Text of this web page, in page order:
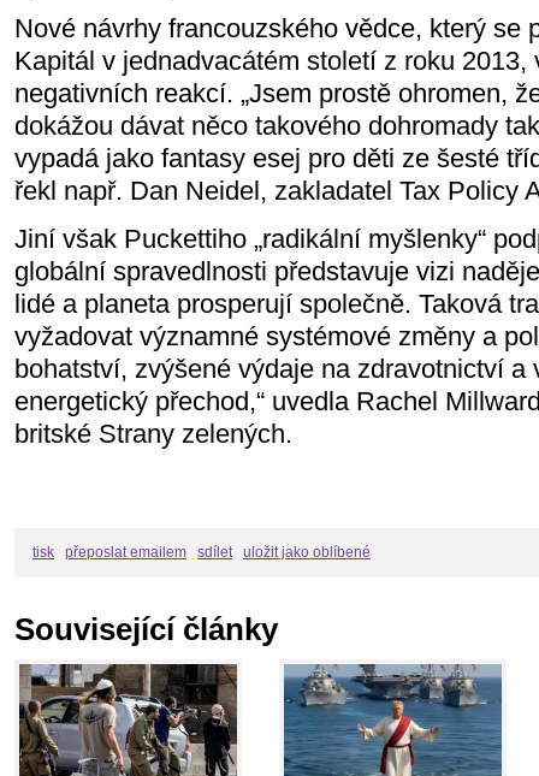
Nové návrhy francouzského vědce, který se
Kapitál v jednadvacátém století z roku 2013,
negativních reakcí. „Jsem prostě ohromen,
dokážou dávat něco takového dohromady
vypadá jako fantasy esej pro děti ze šesté
řekl např. Dan Neidel, zakladatel Tax Policy
Jiní však Puckettiho „radikální myšlenky“
globální spravedlnosti představuje vizi
lidé a planeta prosperují společně. Taková
vyžadovat významné systémové změny a
bohatství, zvýšené výdaje na zdravotnictví a
energetický přechod,“ uvedla Rachel
britské Strany zelených.
tisk přeposlat emailem sdílet uložit jako oblíbené
Související články